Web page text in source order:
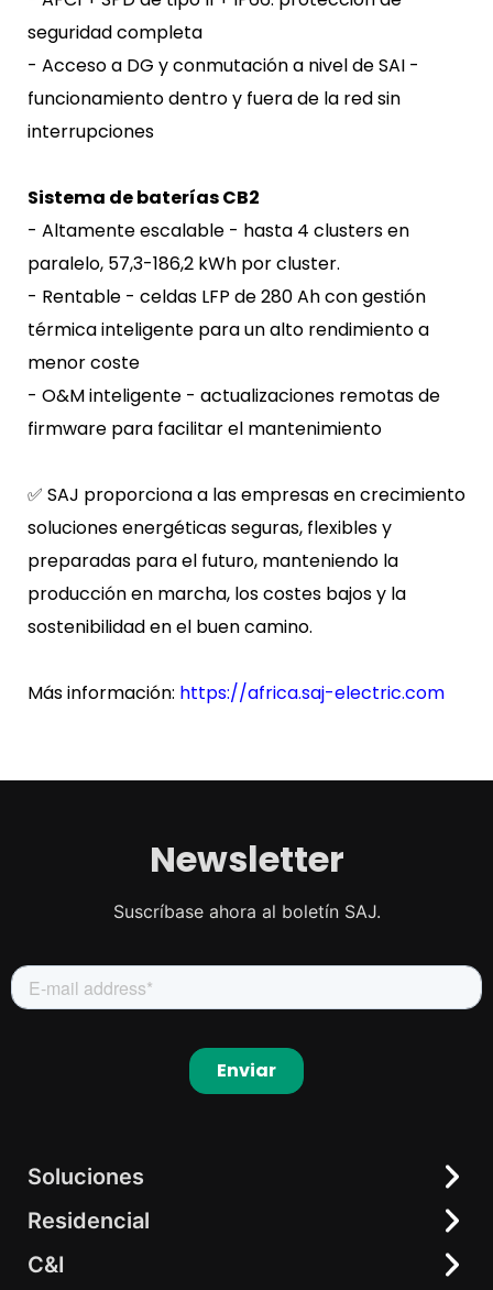
seguridad completa
- Acceso a DG y conmutación a nivel de SAI -
funcionamiento dentro y fuera de la red sin
interrupciones
Sistema de baterías CB2
- Altamente escalable - hasta 4 clusters en
paralelo, 57,3-186,2 kWh por cluster.
- Rentable - celdas LFP de 280 Ah con gestión
térmica inteligente para un alto rendimiento a
menor coste
- O&M inteligente - actualizaciones remotas de
firmware para facilitar el mantenimiento
✅ SAJ proporciona a las empresas en crecimiento
soluciones energéticas seguras, flexibles y
preparadas para el futuro, manteniendo la
producción en marcha, los costes bajos y la
sostenibilidad en el buen camino.
Más información: https://africa.saj-electric.com
Newsletter
Suscríbase ahora al boletín SAJ.
Soluciones
Residencial
C&I
Residencial
Solución todo-en-uno
C&I